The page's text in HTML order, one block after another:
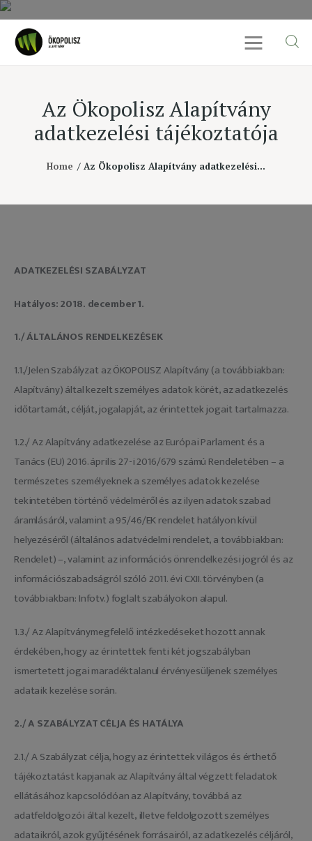
Az Ökopolisz Alapítvány
adatkezelési tájékoztatója
Home Az Ökopolisz Alapítvány adatkezelési...
Rólunk
ADATKEZELÉSI SZABÁLYZAT
Hatályos: 2018. december 1.
1./ ÁLTALÁNOS RENDELKEZÉSEK
1.1./Jelen Szabályzat az ÖKOPOLISZ Alapítvány (a továbbiakban:
Alapítvány) által kezelt személyes adatok körét, az adatkezelés
időtartamát, célját, jogalapját, az érintettek jogait tartalmazza.
1.2./ Az Alapítvány adatkezelése az Európai Parlament és a
Tanács (EU) 2016. április 27-i 2016/679 számú Rendeletében – a
természetes személyeknek a személyes adatok kezelése
tekintetében történő védelméről és az ilyen adatok szabad
áramlásáról, valamint a 95/46/EK rendelet hatályon kívül
helyezéséről (általános adatvédelmi rendelet, a továbbiakban:
Rendelet) –, valamint az információs önrendelkezési jogról és az
információszabadságról szóló 2011. évi CXII. törvényben (a
továbbiakban: Infotv.) foglalt szabályokon alapul.
1.3./ Az Alapítványmegfelelő intézkedéseket hozott annak
érdekében, hogy az érintettek fenti két jogszabályban
ismertetett jogai maradéktalanul érvényesüljenek személyes
adataik kezelése során.
2./ A SZABÁLYZAT CÉLJA ÉS HATÁLYA
2.1./ A Szabályzat célja, hogy az érintettek világos és érthető
tájékoztatást kapjanak az Alapítvány által végzett feladatok
ellátásához kapcsolódóan az Alapítvány, továbbá az
adatfeldolgozói által kezelt, illetve feldolgozott személyes
adataikról, azok gyűjtésének forrásairól, az adatkezelés céljáról,